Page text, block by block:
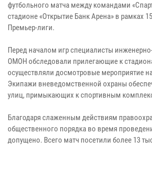
футбольного матча между командами
стадионе «Открытие Банк Арена» в рамках
Премьер-лиги.
Перед началом игр специалисты
ОМОН обследовали прилегающие к
осуществляли досмотровые мероприятие
Экипажи вневедомственной охраны
улиц, примыкающих к спортивным
Благодаря слаженным действиям
общественного порядка во время
допущено. Всего матч посетили более 13